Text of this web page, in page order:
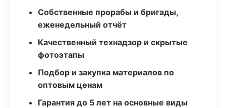
Собственные прорабы и бригады,
еженедельный отчёт
Качественный технадзор и скрытые
фотоэтапы
Подбор и закупка материалов по
оптовым ценам
Гарантия до 5 лет на основные виды